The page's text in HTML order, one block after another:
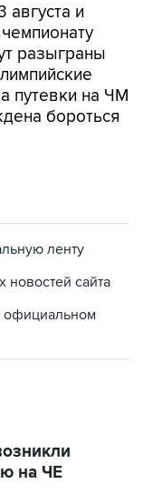
августа и
разыграны
путевки на ЧМ
бороться
ленту
новостей сайта
официальном
на ЧЕ